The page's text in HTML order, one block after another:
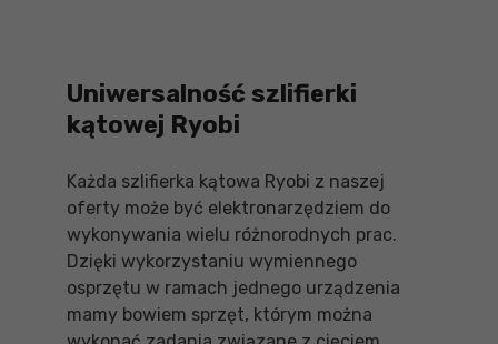
Uniwersalność szlifierki
kątowej Ryobi
Każda szlifierka kątowa Ryobi z naszej
oferty może być elektronarzędziem do
wykonywania wielu różnorodnych prac.
Dzięki wykorzystaniu wymiennego
osprzętu w ramach jednego urządzenia
mamy bowiem sprzęt, którym można